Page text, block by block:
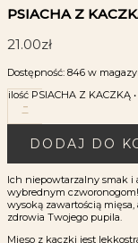
PSIACHA Z
21.00zł
Dostępność: 846 w
-
ilość PSIACHA Z
DODAJ DO
Ich niepowtarzalny smak i
wybrednym
wysoką zawartością
zdrowia Twojego pupila.
Mięso z kaczki jest